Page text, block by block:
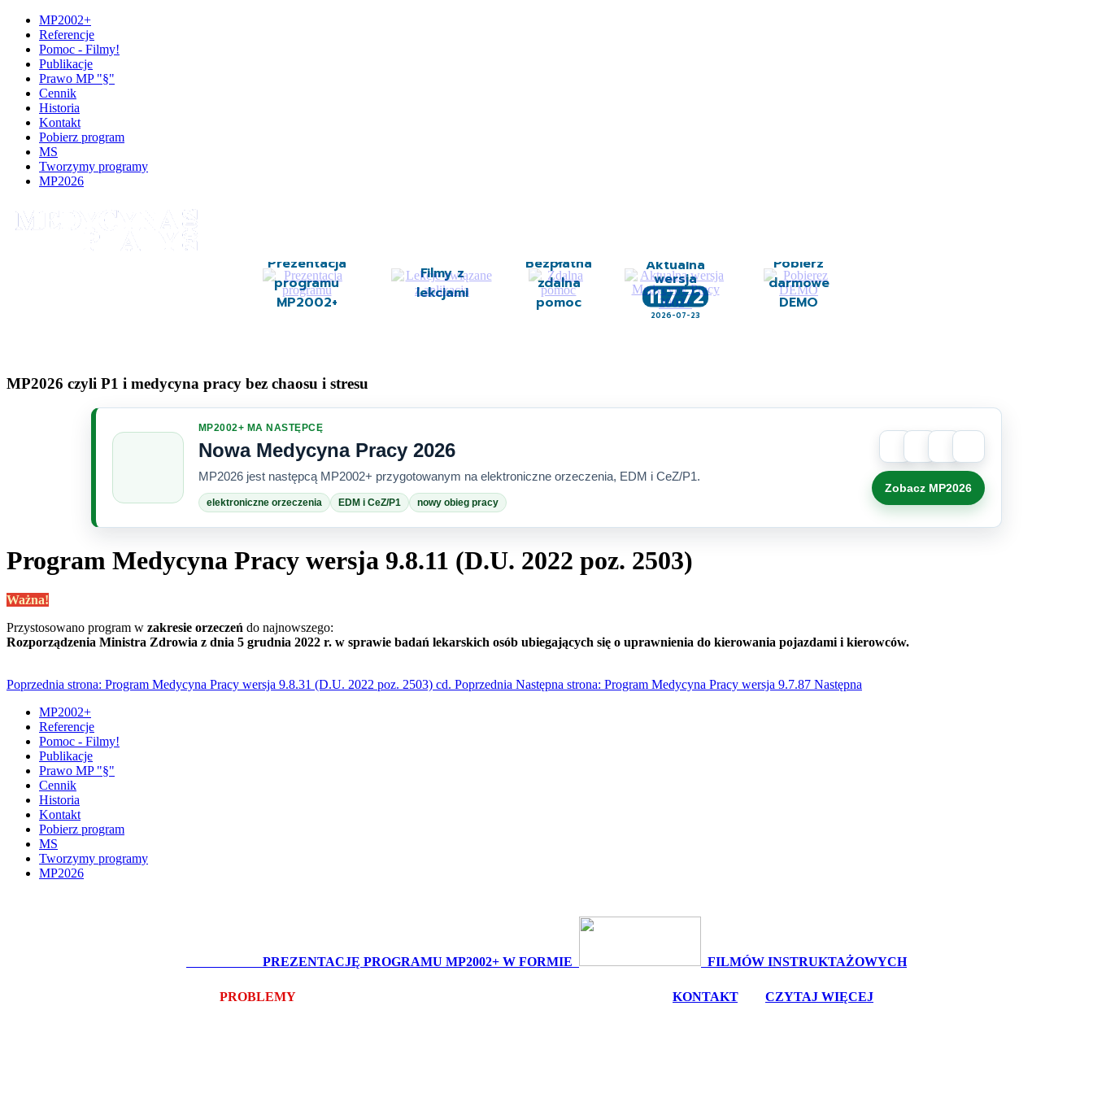
MP2002+
Referencje
Pomoc - Filmy!
Publikacje
Prawo MP "§"
Cennik
Historia
Kontakt
Pobierz program
MS
Tworzymy programy
MP2026
MP2026 czyli P1 i medycyna pracy bez chaosu i stresu
MP2002+ MA NASTĘPCĘ
Nowa Medycyna Pracy 2026
MP2026 jest następcą MP2002+ przygotowanym na elektroniczne orzeczenia, EDM i CeZ/P1.
elektroniczne orzeczenia EDM i CeZ/P1 nowy obieg pracy
Zobacz MP2026
Program Medycyna Pracy wersja 9.8.11 (D.U. 2022 poz. 2503)
Ważna!
Przystosowano program w zakresie orzeczeń do najnowszego:
Rozporządzenia Ministra Zdrowia z dnia 5 grudnia 2022 r. w sprawie badań lekarskich osób ubiegających się o uprawnienia do kierowania pojazdami i kierowców.
Poprzednia strona: Program Medycyna Pracy wersja 9.8.31 (D.U. 2022 poz. 2503) cd. Poprzednia Następna strona: Program Medycyna Pracy wersja 9.7.87 Następna
MP2002+
Referencje
Pomoc - Filmy!
Publikacje
Prawo MP "§"
Cennik
Historia
Kontakt
Pobierz program
MS
Tworzymy programy
MP2026
PREZENTACJĘ PROGRAMU MP2002+ W FORMIE FILMÓW INSTRUKTAŻOWYCH
PROBLEMYZ POBRANIEM LUB INSTALACJĄ? - bezpłatna pomoc zdalna - KONTAKT, lub CZYTAJ WIĘCEJ